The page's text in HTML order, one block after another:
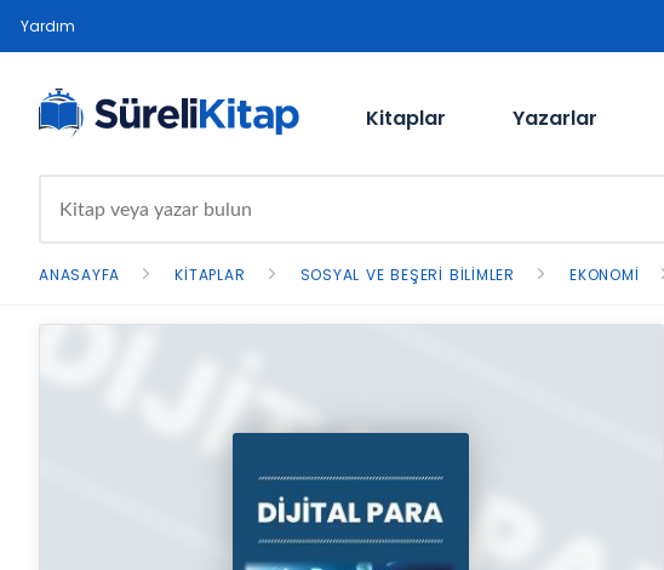
Yardım
Kitaplar Yazarlar
ANASAYFA KITAPLAR SOSYAL VE BEŞERI BILIMLER EKONOMI